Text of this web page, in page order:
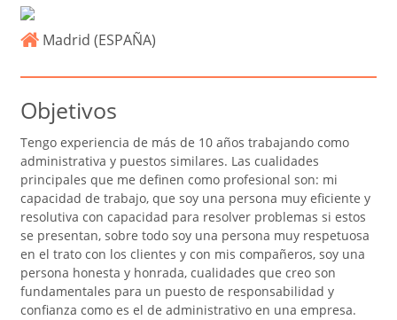
Madrid (ESPAÑA)
Objetivos
Tengo experiencia de más de 10 años trabajando como
administrativa y puestos similares. Las cualidades
principales que me definen como profesional son: mi
capacidad de trabajo, que soy una persona muy eficiente y
resolutiva con capacidad para resolver problemas si estos
se presentan, sobre todo soy una persona muy respetuosa
en el trato con los clientes y con mis compañeros, soy una
persona honesta y honrada, cualidades que creo son
fundamentales para un puesto de responsabilidad y
confianza como es el de administrativo en una empresa.